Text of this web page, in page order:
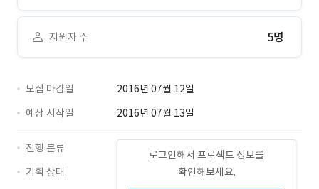
지원자 수 5명
모집 마감일
2016년 07월 12일
예상 시작일
2016년 07월 13일
로그인해서 프로젝트 정보를
확인해보세요.
진행 분류
기획 상태